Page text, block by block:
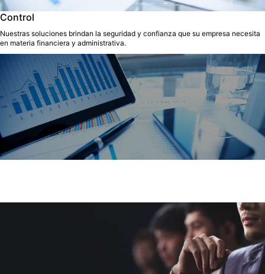
Control
Nuestras soluciones brindan la seguridad y confianza que su empresa necesita
en materia financiera y administrativa.